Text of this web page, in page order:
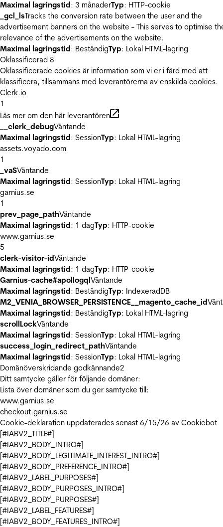
Maximal lagringstid: 3 månaderTyp: HTTP-cookie
_gcl_lsTracks the conversion rate between the user and the
advertisement banners on the website - This serves to optimise
relevance of the advertisements on the website.
Maximal lagringstid: BeständigTyp: Lokal HTML-lagring
Oklassificerad 8
Oklassificerade cookies är information som vi er i färd med att
klassificera, tillsammans med leverantörerna av enskilda cookies.
Clerk.io
1
Läs mer om den här leverantören
__clerk_debugVäntande
Maximal lagringstid: SessionTyp: Lokal HTML-lagring
assets.voyado.com
1
_vaSVäntande
Maximal lagringstid: SessionTyp: Lokal HTML-lagring
garnius.se
1
prev_page_pathVäntande
Maximal lagringstid: 1 dagTyp: HTTP-cookie
www.garnius.se
5
clerk-visitor-idVäntande
Maximal lagringstid: 1 dagTyp: HTTP-cookie
Garnius-cache#apollogqlVäntande
Maximal lagringstid: BeständigTyp: IndexeradDB
M2_VENIA_BROWSER_PERSISTENCE__magento_cache_id
Maximal lagringstid: BeständigTyp: Lokal HTML-lagring
scrollLockVäntande
Maximal lagringstid: SessionTyp: Lokal HTML-lagring
success_login_redirect_pathVäntande
Maximal lagringstid: SessionTyp: Lokal HTML-lagring
Domänöverskridande godkännande2
Ditt samtycke gäller för följande domäner:
Lista över domäner som du ger samtycke till:
www.garnius.se
checkout.garnius.se
Cookie-deklaration uppdaterades senast 6/15/26 av Cookiebot
[#IABV2_TITLE#]
[#IABV2_BODY_INTRO#]
[#IABV2_BODY_LEGITIMATE_INTEREST_INTRO#]
[#IABV2_BODY_PREFERENCE_INTRO#]
[#IABV2_LABEL_PURPOSES#]
[#IABV2_BODY_PURPOSES_INTRO#]
[#IABV2_BODY_PURPOSES#]
[#IABV2_LABEL_FEATURES#]
[#IABV2_BODY_FEATURES_INTRO#]